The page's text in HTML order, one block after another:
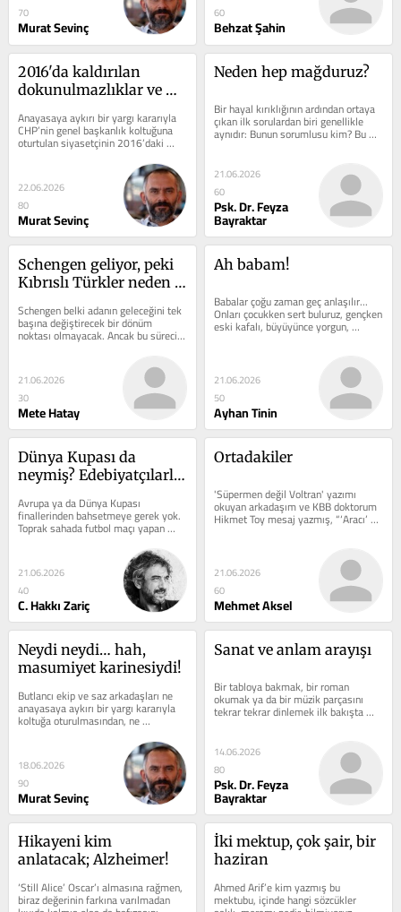
70
Murat Sevinç
60
Behzat Şahin
2016'da kaldırılan
dokunulmazlıklar ve
Anayasaya aykırı bir yargı kararıyla
CHP’nin genel başkanlık koltuğuna
oturtulan siyasetçinin 2016’daki
kararından hiçbir zaman...
22.06.2026
80
Murat Sevinç
Neden hep mağduruz?
Bir hayal kırıklığının ardından ortaya
çıkan ilk sorulardan biri genellikle
aynıdır: Bunun sorumlusu kim? Bu
sorunun neden bu kadar çekici...
21.06.2026
60
Psk. Dr. Feyza
Bayraktar
Schengen geliyor, peki
Kıbrıslı Türkler neden
Schengen belki adanın geleceğini tek
başına değiştirecek bir dönüm
noktası olmayacak. Ancak bu sürecin
nasıl yürütüldüğü, Avrupa...
21.06.2026
30
Mete Hatay
Ah babam!
Babalar çoğu zaman geç anlaşılır...
Onları çocukken sert buluruz, gençken
eski kafalı, büyüyünce yorgun,
öldükten sonra eksik. Baba...
21.06.2026
50
Ayhan Tinin
Dünya Kupası da
neymiş? Edebiyatçılarla
sahada!
Avrupa ya da Dünya Kupası
finallerinden bahsetmeye gerek yok.
Toprak sahada futbol maçı yapan
edebiyatçılarla tiyatroculardan
21.06.2026
40
C. Hakkı Zariç
Ortadakiler
'Süpermen değil Voltran' yazımı
okuyan arkadaşım ve KBB doktorum
Hikmet Toy mesaj yazmış, “‘Aracı’ mı
yazmıştın, gel bir de bizim...
21.06.2026
60
Mehmet Aksel
Neydi neydi… hah,
masumiyet karinesiydi!
Butlancı ekip ve saz arkadaşları ne
anayasaya aykırı bir yargı kararıyla
koltuğa oturulmasından, ne
işbirlikçilikten, ne masumiyet...
18.06.2026
90
Murat Sevinç
Sanat ve anlam arayışı
Bir tabloya bakmak, bir roman
okumak ya da bir müzik parçasını
tekrar tekrar dinlemek ilk bakışta
hayatın zorunlu ihtiyaçları arasında...
14.06.2026
80
Psk. Dr. Feyza
Bayraktar
Hikayeni kim
anlatacak; Alzheimer!
‘Still Alice’ Oscar’ı almasına rağmen,
biraz değerinin farkına varılmadan
İki mektup, çok şair, bir
haziran
Ahmed Arif’e kim yazmış bu
mektubu, içinde hangi sözcükler